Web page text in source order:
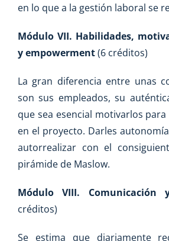
en lo que a la gestión laboral se
Módulo VII. Habilidades,
yempowerment(6 créditos)
La gran diferencia entre unas
son sus empleados, su
que sea esencial motivarlos
en el proyecto. Darles
autorrealizar con el
pirámide de Maslow.
Módulo VIII. Comunicación
créditos)
Se estima que diariamente